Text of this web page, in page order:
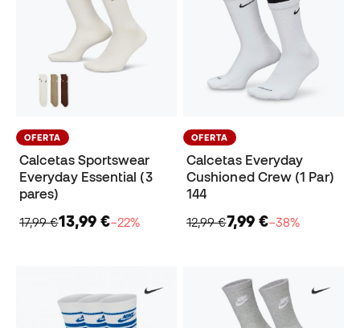
OFERTA
Calcetas Sportswear
Everyday Essential (3
pares)
17,99 €13,99 €−22%
OFERTA
Calcetas Everyday
Cushioned Crew (1 Par)
144
12,99 €7,99 €−38%